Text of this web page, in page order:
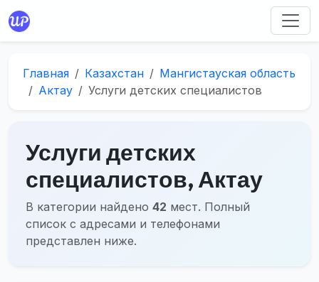
Главная Казахстан
Мангистауская область
Актау
Услуги детских специалистов
Услуги детских
специалистов, Актау
В категории найдено 42 мест. Полный
список с адресами и телефонами
представлен ниже.